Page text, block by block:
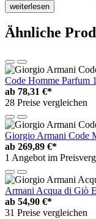
weiterlesen
Ähnliche
Code Homme Parfum
ab 78,31 €*
28 Preise vergleichen
Giorgio Armani Code
ab 269,89 €*
1 Angebot im
Armani Acqua di Giò
ab 54,90 €*
31 Preise vergleichen